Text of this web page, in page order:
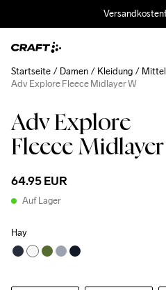
Adv Explore
Fleece
64.95 EUR
Auf Lager
Hay
Startseite Damen Kleidung
Adv Explore Fleece Midlayer W
Recycled